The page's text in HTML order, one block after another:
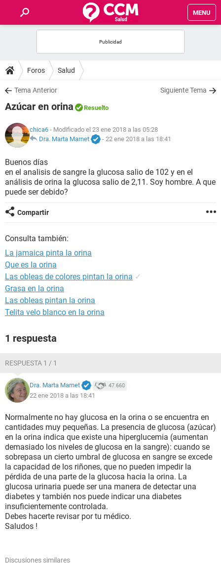
MENU
FOROS
SALUD
NUTRICIÓN
BIENESTAR
SEXUALIDAD
GLOSARIO
Foros Salud
Tema Anterior Siguiente Tema
Azúcar en orina Resuelto
chica6 - Modificado el 23 ene 2018 a las 05:28
Dra. Marta Marnet
- 22 ene 2018 a las 18:41
Buenos días
en el analisis de sangre la glucosa salio de 102 y en el
análisis de orina la glucosa salio de 2,11. Soy hombre. A que
puede ser debido?
Compartir
Consulta también:
La jamaica pinta la orina
Que es la orina
Las obleas de colores pintan la orina ✓
Grasa en la orina
Las obleas pintan la orina
Telita velo blanco en la orina
1 respuesta
RESPUESTA 1 / 1
Dra. Marta Marnet 47.660
22 ene 2018 a las 18:41
Normalmente no hay glucosa en la orina o se encuentra en
cantidades muy pequeñas. La presencia de glucosa (azúcar)
en la orina indica que existe una hiperglucemia (aumentan
demasiado los niveles de glucosa en la sangre): cuando se
sobrepasa un cierto umbral de glucosa en sangre se excede
la capacidad de los riñones, que no pueden impedir la
pérdida de una parte de la glucosa hacia la orina. La
glucosa urinaria puede ser una manera de detectar una
diabetes y también nos puede indicar una diabetes
insuficientemente controlada.
Debes hacerte revisar por tu médico.
Saludos !
Discusiones similares